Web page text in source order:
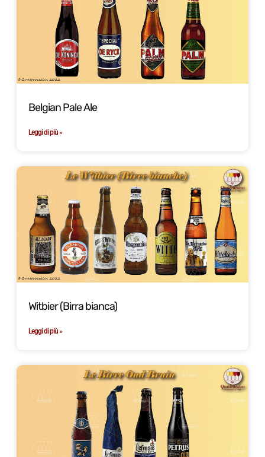
Belgian Pale Ale
Leggi di più »
Witbier (Birra bianca)
Leggi di più »